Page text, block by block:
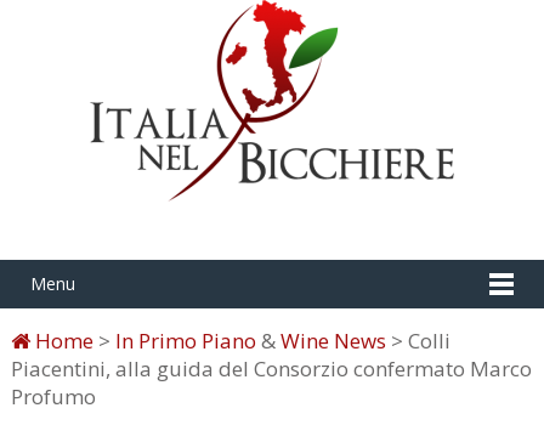
Menu
Home> In Primo Piano &Wine News > Colli
Piacentini, alla guida del Consorzio confermato Marco
Profumo